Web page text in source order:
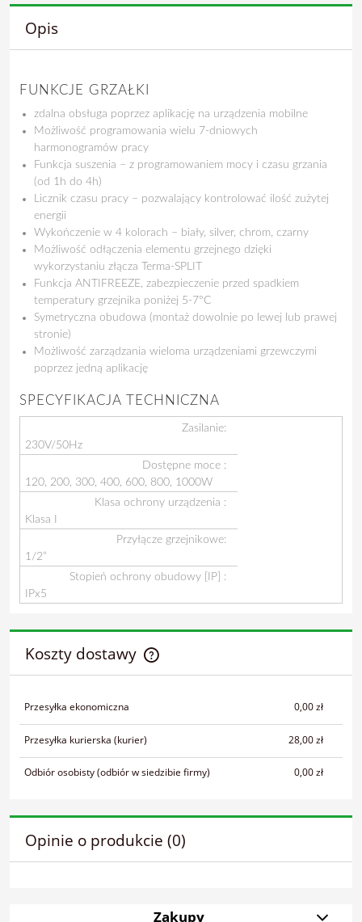
Opis
FUNKCJE GRZAŁKI
zdalna obsługa poprzez aplikację na urządzenia mobilne
Możliwość programowania wielu 7-dniowych
harmonogramów pracy
Funkcja suszenia – z programowaniem mocy i czasu grzania
(od 1h do 4h)
Licznik czasu pracy – pozwalający kontrolować ilość zużytej
energii
Wykończenie w 4 kolorach – biały, silver, chrom, czarny
Możliwość odłączenia elementu grzejnego dzięki
wykorzystaniu złącza Terma-SPLIT
Funkcja ANTIFREEZE, zabezpieczenie przed spadkiem
temperatury grzejnika poniżej 5-7°C
Symetryczna obudowa (montaż dowolnie po lewej lub prawej
stronie)
Możliwość zarządzania wieloma urządzeniami grzewczymi
poprzez jedną aplikację
SPECYFIKACJA TECHNICZNA
Zasilanie:
230V/50Hz
Dostępne moce :
120, 200, 300, 400, 600, 800, 1000W
Klasa ochrony urządzenia :
Klasa I
Przyłącze grzejnikowe:
1/2”
Stopień ochrony obudowy [IP] :
IPx5
Koszty dostawy
Cena nie zawiera ewentualnych kosztów płatności
Przesyłka ekonomiczna 0,00 zł
Przesyłka kurierska (kurier) 28,00 zł
Odbiór osobisty(odbiór w siedzibie firmy) 0,00 zł
Opinie o produkcie (0)
Zakupy